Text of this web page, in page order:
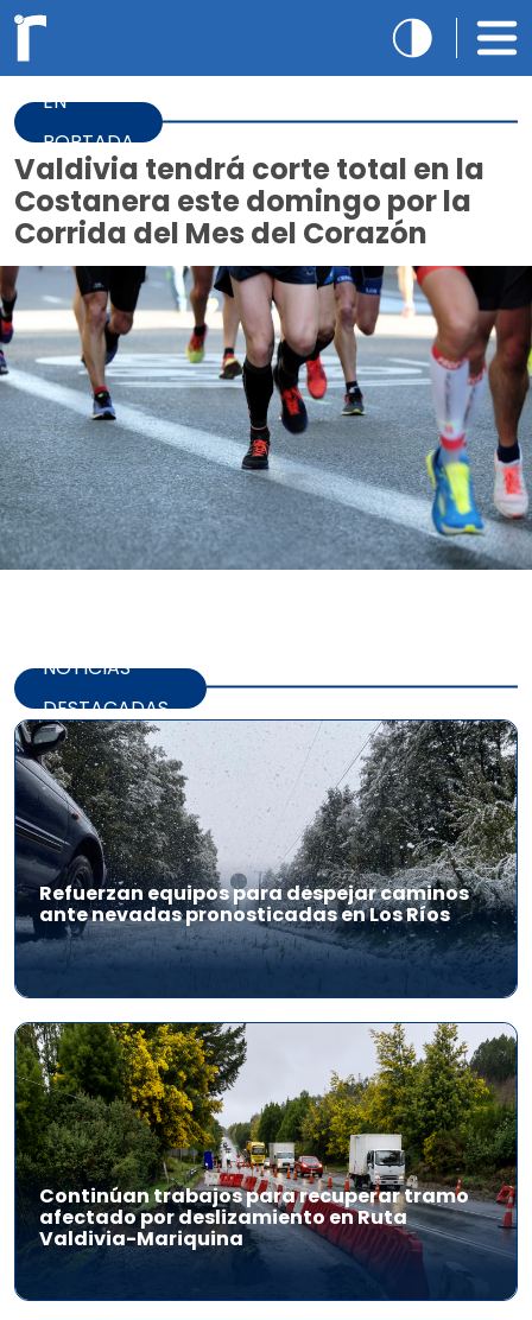
EN
PORTADA
Valdivia tendrá corte total en la
Costanera este domingo por la
Corrida del Mes del Corazón
NOTICIAS
DESTACADAS
Refuerzan equipos para despejar caminos
ante nevadas pronosticadas en Los Ríos
Continúan trabajos para recuperar tramo
afectado por deslizamiento en Ruta
Valdivia-Mariquina